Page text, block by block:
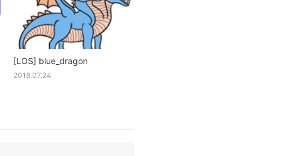
[LOS] blue_dragon
2018.07.24